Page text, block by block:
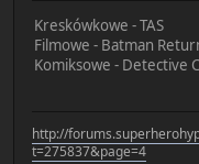
Kreskówkowe - TAS
Filmowe - Batman
Komiksowe - Detective
http://
t=275837&page=4